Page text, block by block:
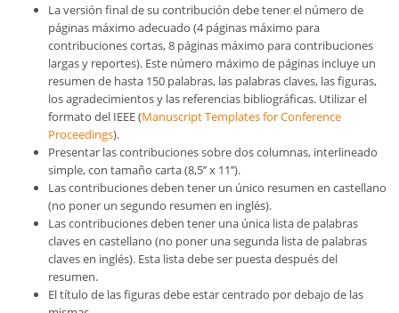
La versión final de su contribución debe tener el número de
páginas máximo adecuado (4 páginas máximo para
contribuciones cortas, 8 páginas máximo para contribuciones
largas y reportes). Este número máximo de páginas incluye un
resumen de hasta 150 palabras, las palabras claves, las figuras,
los agradecimientos y las referencias bibliográficas. Utilizar el
formato del IEEE (Manuscript Templates for Conference
Proceedings).
Presentar las contribuciones sobre dos columnas, interlineado
simple, con tamaño carta (8,5’’ x 11’’).
Las contribuciones deben tener un único resumen en castellano
(no poner un segundo resumen en inglés).
Las contribuciones deben tener una única lista de palabras
claves en castellano (no poner una segunda lista de palabras
claves en inglés). Esta lista debe ser puesta después del
resumen.
El título de las figuras debe estar centrado por debajo de las